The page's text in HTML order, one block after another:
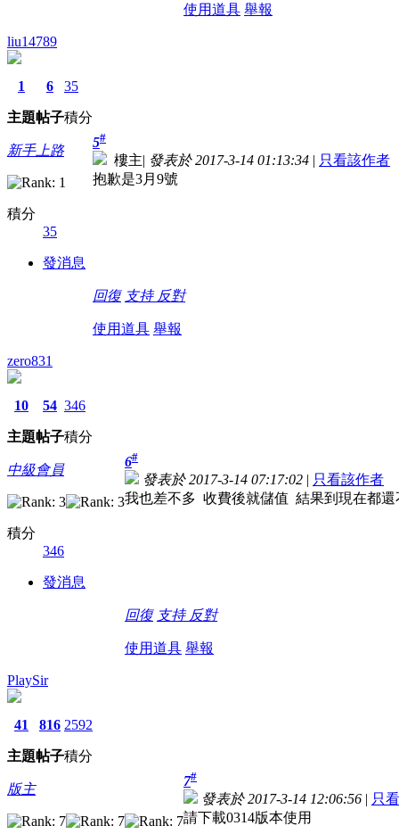
使用道具 舉報
liu14789
1
主題
6
帖子
35
積分
新手上路
積分
35
發消息
5#
樓主| 發表於 2017-3-14 01:13:34 | 只看該作者
抱歉是3月9號
回復 支持 反對
使用道具 舉報
zero831
10
主題
54
帖子
346
積分
中級會員
積分
346
發消息
6#
發表於 2017-3-14 07:17:02 | 只看該作者
我也差不多 收費後就儲值 結果到現在都
回復 支持 反對
使用道具 舉報
PlaySir
41
主題
816
帖子
2592
積分
版主
7#
發表於 2017-3-14 12:06:56 | 只
請下載0314版本使用